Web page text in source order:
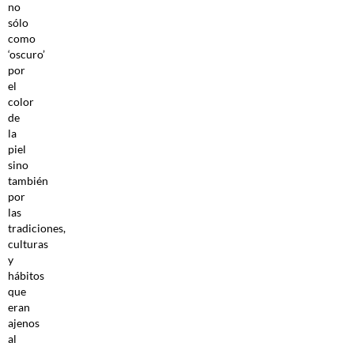
no
sólo
como
‘oscuro’
por
el
color
de
la
piel
sino
también
por
las
tradiciones,
culturas
y
hábitos
que
eran
ajenos
al